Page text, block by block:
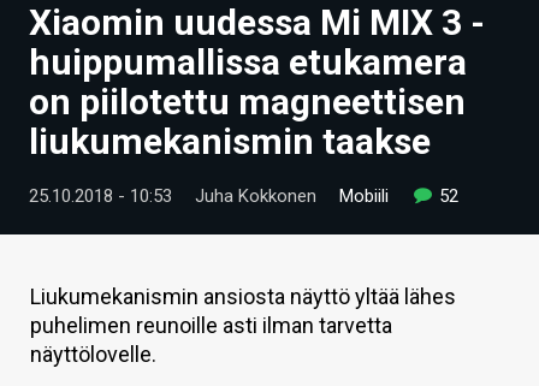
UUTISET
ARTIKKELIT
VIDEOT
TECHBBS
HINTA.FI
KAUPPA
Xiaomin uudessa Mi MIX 3 -
huippumallissa etukamera
on piilotettu magneettisen
liukumekanismin taakse
25.10.2018 - 10:53 Juha Kokkonen Mobiili 52
Liukumekanismin ansiosta näyttö yltää lähes
puhelimen reunoille asti ilman tarvetta
näyttölovelle.